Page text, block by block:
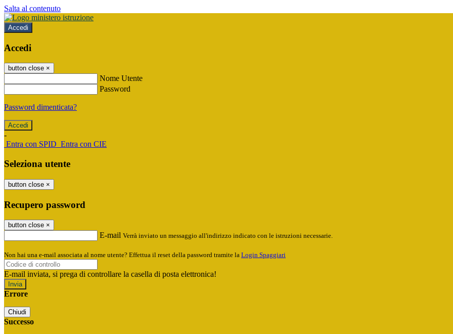
Salta al contenuto
Accedi
Accedi
button close ×
Nome Utente
Password
Password dimenticata?
-
Entra con SPID Entra con CIE
Seleziona utente
button close ×
Recupero password
button close ×
E-mail Verrà inviato un messaggio all'indirizzo indicato con le istruzioni necessarie.
Non hai una e-mail associata al nome utente? Effettua il reset della password tramite la Login Spaggiari
E-mail inviata, si prega di controllare la casella di posta elettronica!
Errore
Chiudi
Successo